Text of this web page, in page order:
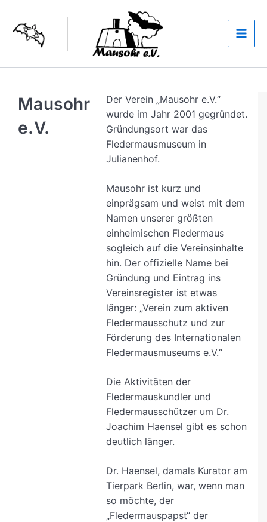
Inhalt
springen
Mausohr
e.V.
Der Verein „Mausohr e.V.“
wurde im Jahr 2001 gegründet.
Gründungsort war das
Fledermausmuseum in
Julianenhof.
Mausohr ist kurz und
einprägsam und weist mit dem
Namen unserer größten
einheimischen Fledermaus
sogleich auf die Vereinsinhalte
hin. Der offizielle Name bei
Gründung und Eintrag ins
Vereinsregister ist etwas
länger: „Verein zum aktiven
Fledermausschutz und zur
Förderung des Internationalen
Fledermausmuseums e.V.“
Die Aktivitäten der
Fledermauskundler und
Fledermausschützer um Dr.
Joachim Haensel gibt es schon
deutlich länger.
Dr. Haensel, damals Kurator am
Tierpark Berlin, war, wenn man
so möchte, der
„Fledermauspapst“ der